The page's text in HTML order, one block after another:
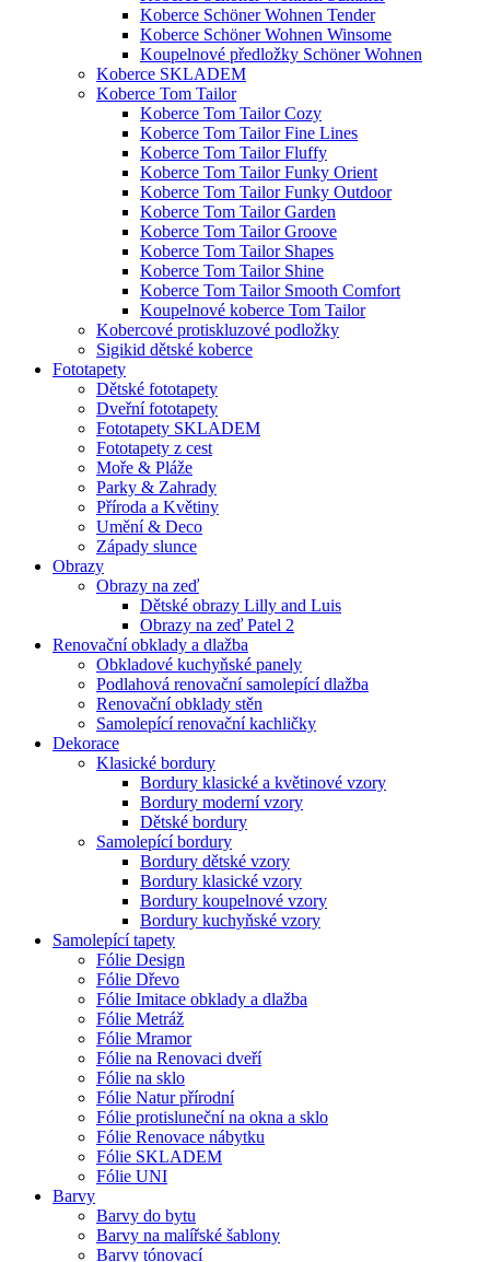
Koberce Schöner Wohnen Tender
Koberce Schöner Wohnen Winsome
Koupelnové předložky Schöner Wohnen
Koberce SKLADEM
Koberce Tom Tailor
Koberce Tom Tailor Cozy
Koberce Tom Tailor Fine Lines
Koberce Tom Tailor Fluffy
Koberce Tom Tailor Funky Orient
Koberce Tom Tailor Funky Outdoor
Koberce Tom Tailor Garden
Koberce Tom Tailor Groove
Koberce Tom Tailor Shapes
Koberce Tom Tailor Shine
Koberce Tom Tailor Smooth Comfort
Koupelnové koberce Tom Tailor
Kobercové protiskluzové podložky
Sigikid dětské koberce
Fototapety
Dětské fototapety
Dveřní fototapety
Fototapety SKLADEM
Fototapety z cest
Moře & Pláže
Parky & Zahrady
Příroda a Květiny
Umění & Deco
Západy slunce
Obrazy
Obrazy na zeď
Dětské obrazy Lilly and Luis
Obrazy na zeď Patel 2
Renovační obklady a dlažba
Obkladové kuchyňské panely
Podlahová renovační samolepící dlažba
Renovační obklady stěn
Samolepící renovační kachličky
Dekorace
Klasické bordury
Bordury klasické a květinové vzory
Bordury moderní vzory
Dětské bordury
Samolepící bordury
Bordury dětské vzory
Bordury klasické vzory
Bordury koupelnové vzory
Bordury kuchyňské vzory
Samolepící tapety
Fólie Design
Fólie Dřevo
Fólie Imitace obklady a dlažba
Fólie Metráž
Fólie Mramor
Fólie na Renovaci dveří
Fólie na sklo
Fólie Natur přírodní
Fólie protisluneční na okna a sklo
Fólie Renovace nábytku
Fólie SKLADEM
Fólie UNI
Barvy
Barvy do bytu
Barvy na malířské šablony
Barvy tónovací